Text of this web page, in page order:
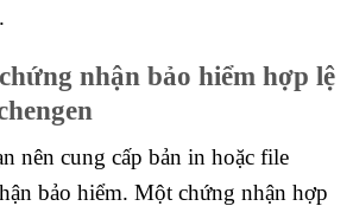
nhận bảo hiểm hợp lệ
nên cung cấp bản in hoặc file
bảo hiểm. Một chứng nhận hợp